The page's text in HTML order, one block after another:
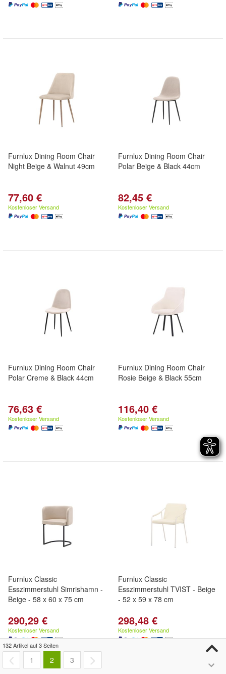
Furnlux Dining Room Chair
Night Beige & Walnut 49cm
77,60 €
Kostenloser Versand
Furnlux Dining Room Chair
Polar Beige & Black 44cm
82,45 €
Kostenloser Versand
Furnlux Dining Room Chair
Polar Creme & Black 44cm
76,63 €
Kostenloser Versand
Furnlux Dining Room Chair
Rosie Beige & Black 55cm
116,40 €
Kostenloser Versand
Furnlux Classic
Esszimmerstuhl Simrishamn -
Beige - 58 x 60 x 75 cm
290,29 €
Kostenloser Versand
Furnlux Classic
Esszimmerstuhl TVIST - Beige
- 52 x 59 x 78 cm
298,48 €
Kostenloser Versand
132 Artikel auf 3 Seiten
1 2 3